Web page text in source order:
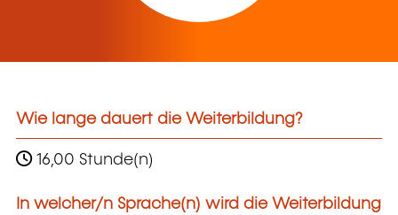
Wie lange dauert die Weiterbildung?
16,00 Stunde(n)
In welcher/n Sprache(n) wird die Weiterbildung